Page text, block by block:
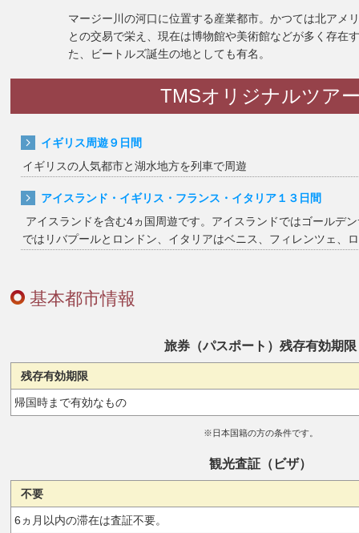
マージー川の河口に位置する産業都市。かつては北アメ
との交易で栄え、現在は博物館や美術館などが多く存在
た、ビートルズ誕生の地としても有名。
TMSオリジナルツア
イギリス周遊９日間
イギリスの人気都市と湖水地方を列車で周遊
アイスランド・イギリス・フランス・イタリア１３日間
アイスランドを含む4ヵ国周遊です。アイスランドではゴールデ
ではリバプールとロンドン、イタリアはベニス、フィレンツェ、
基本都市情報
旅券（パスポート）残存有効期限
残存有効期限
帰国時まで有効なもの
※日本国籍の方の条件です。
観光査証（ビザ）
不要
6ヵ月以内の滞在は査証不要。